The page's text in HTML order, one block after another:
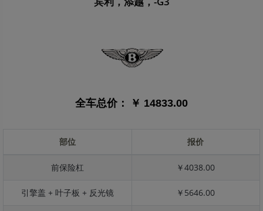
全车总价： ￥ 14833.00
部位 报价
前保险杠 ￥4038.00
引擎盖 + 叶子板 + 反光镜 ￥5646.00